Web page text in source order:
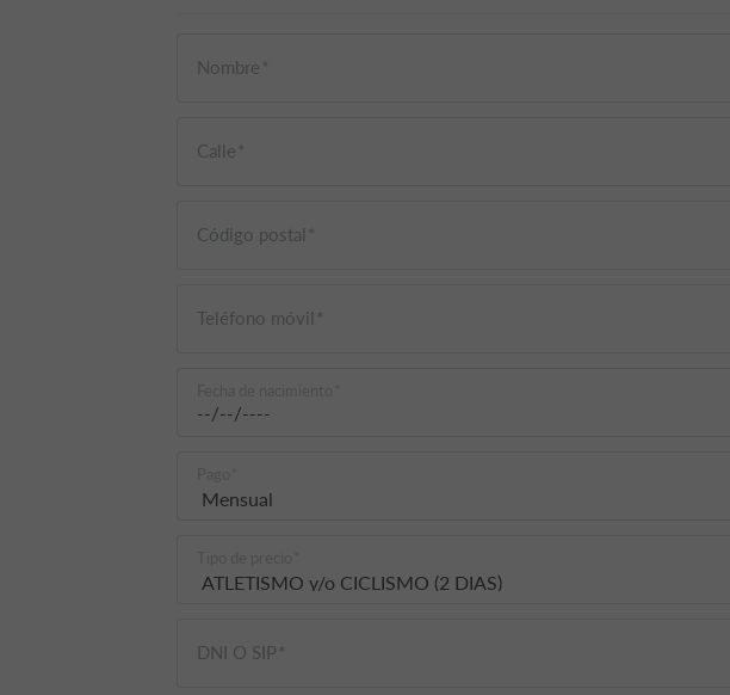
Nombre
Calle
Código postal
Teléfono móvil
DNI O SIP